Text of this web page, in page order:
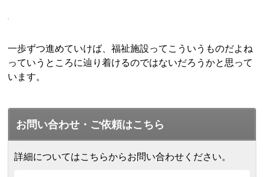
一歩ずつ進めていけば、福祉施設ってこういうものだよね
っていうところに辿り着けるのではないだろうかと思って
います。
お問い合わせ・ご依頼はこちら
詳細についてはこちらからお問い合わせください。